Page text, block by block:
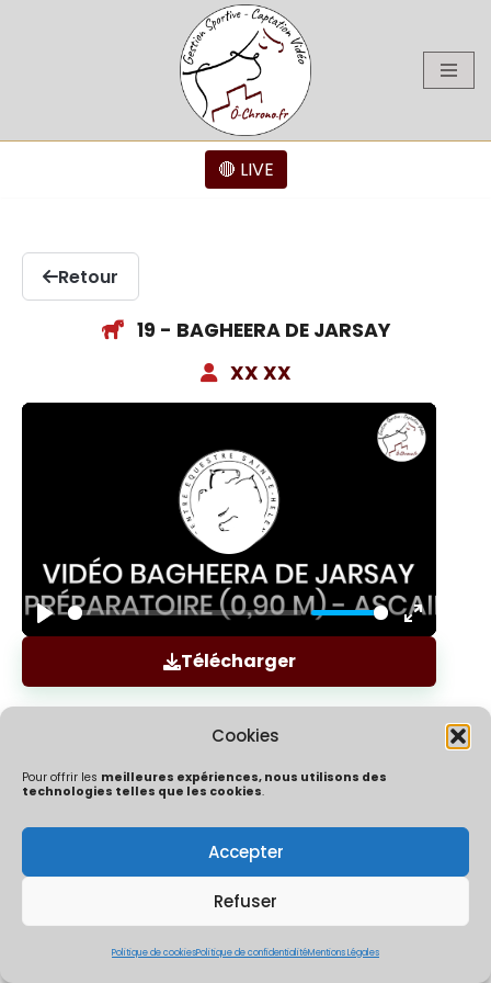
Cookies
Pour offrir les meilleures expériences, nous utilisons des
technologies telles que les cookies.
Accepter
Refuser
Politique de cookiesPolitique de confidentialitéMentions Légales
🔴 LIVE
Retour
19 - BAGHEERA DE JARSAY
XX XX
Play
Enter
Télécharger
Politique de confidentialité
Politique de cookies (UE)
Thibaut Mouly & Co | 2026